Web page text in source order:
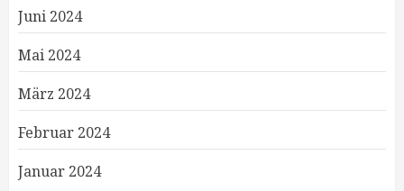
Juni 2024
Mai 2024
März 2024
Februar 2024
Januar 2024